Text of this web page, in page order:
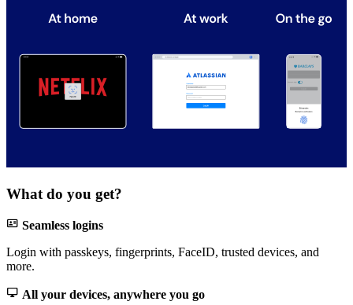
What do you get?
 Seamless logins
Login with passkeys, fingerprints, FaceID, trusted devices, and
more.
 All your devices, anywhere you go